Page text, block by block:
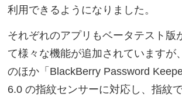
利用できるようになりました。
それぞれのアプリもベータテスト版
て様々な機能が追加されていますが
のほか「BlackBerry Password
6.0 の指紋センサーに対応し、指紋